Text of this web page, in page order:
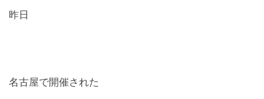
サービス
Service
昨日
名古屋で開催された